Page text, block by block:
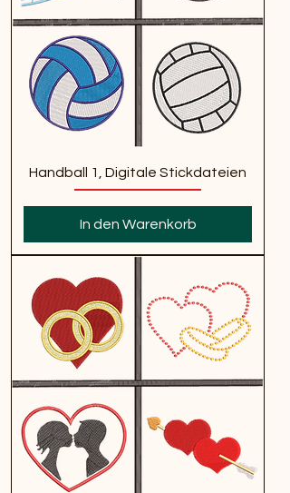
Handball 1, Digitale Stickdateien
In den Warenkorb